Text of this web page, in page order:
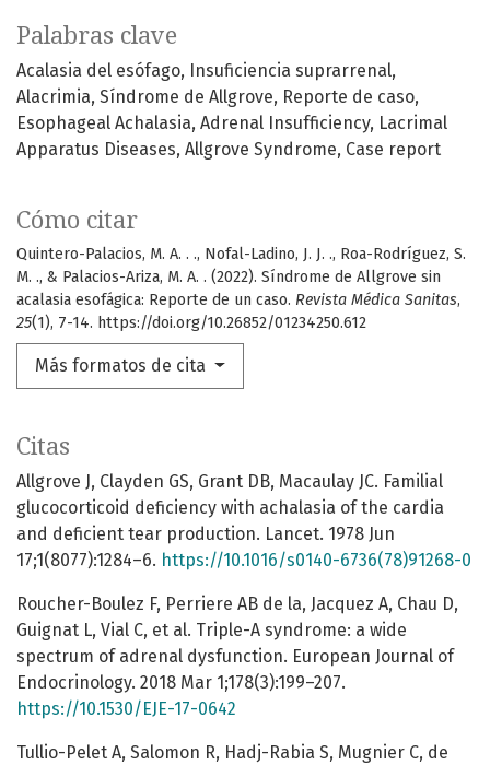
Palabras clave
Acalasia del esófago
Insuficiencia suprarrenal
Alacrimia Síndrome de Allgrove
Reporte de caso
Esophageal Achalasia Adrenal Insufficiency Lacrimal
Apparatus Diseases Allgrove Syndrome Case report
Cómo citar
Quintero-Palacios, M. A. . ., Nofal-Ladino, J. J. ., Roa-Rodríguez, S.
M. ., & Palacios-Ariza, M. A. . (2022). Síndrome de Allgrove sin
acalasia esofágica: Reporte de un caso. Revista Médica Sanitas,
25(1), 7-14. https://doi.org/10.26852/01234250.612
Más formatos de cita
Citas
Allgrove J, Clayden GS, Grant DB, Macaulay JC. Familial
glucocorticoid deficiency with achalasia of the cardia
and deficient tear production. Lancet. 1978 Jun
17;1(8077):1284–6. https://10.1016/s0140-6736(78)91268-0
Roucher-Boulez F, Perriere AB de la, Jacquez A, Chau D,
Guignat L, Vial C, et al. Triple-A syndrome: a wide
spectrum of adrenal dysfunction. European Journal of
Endocrinology. 2018 Mar 1;178(3):199–207.
https://10.1530/EJE-17-0642
Tullio-Pelet A, Salomon R, Hadj-Rabia S, Mugnier C, de